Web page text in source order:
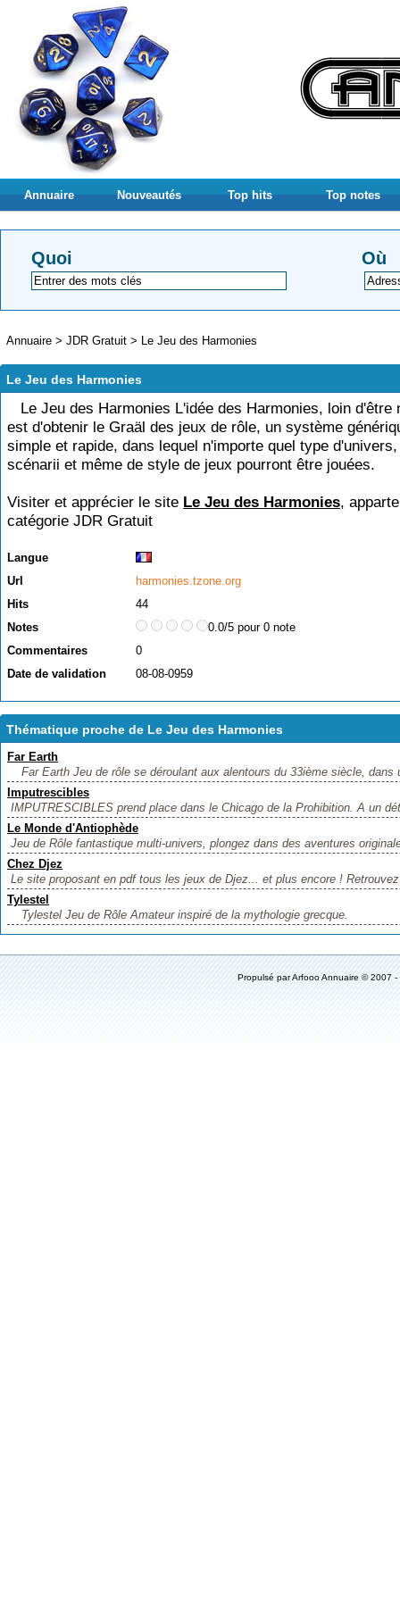
Annuaire Nouveautés Top hits Top notes
Quoi Où
Annuaire > JDR Gratuit > Le Jeu des Harmonies
Le Jeu des Harmonies
Le Jeu des Harmonies L'idée des Harmonies, loin d'être
est d'obtenir le Graäl des jeux de rôle, un système
simple et rapide, dans lequel n'importe quel type d'univers,
scénarii et même de style de jeux pourront être jouées.
Visiter et apprécier le site Le Jeu des Harmonies,
catégorie JDR Gratuit
Langue
Url
harmonies.tzone.org
Hits
44
Notes
0.0/5 pour 0 note
Commentaires
0
Date de validation
08-08-0959
Thématique proche de Le Jeu des Harmonies
Far Earth
Far Earth Jeu de rôle se déroulant aux alentours du 33ième siècle, dans
Imputrescibles
IMPUTRESCIBLES prend place dans le Chicago de la Prohibition. A un
Le Monde d'Antiophède
Jeu de Rôle fantastique multi-univers, plongez dans des aventures
Chez Djez
Le site proposant en pdf tous les jeux de Djez... et plus encore !
Tylestel
Tylestel Jeu de Rôle Amateur inspiré de la mythologie grecque.
Propulsé parArfooo Annuaire © 2007